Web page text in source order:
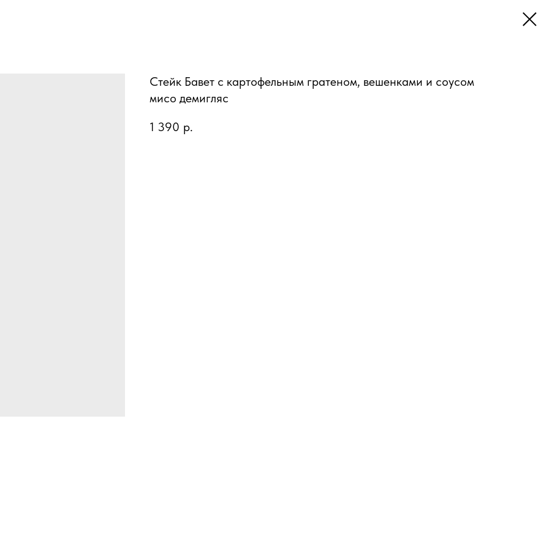
Стейк Бавет с картофельным гратеном, вешенками и соусом
мисо демигляс
1 390 р.